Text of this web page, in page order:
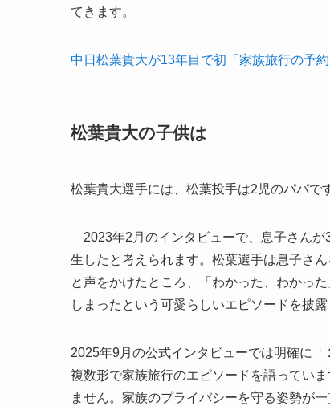
てきます。
中日松葉貴大が13年目で初「家族旅行の予
松葉貴大の子供は
松葉貴大選手には、松葉投手は2児のパパで
2023年2月のインタビューで、息子さんが
生したと考えられます。松葉選手は息子さ
と声をかけたところ、「わかった、わかっ
しまったという可愛らしいエピソードを披露
2025年9月の公式インタビューでは明確に
複数形で家族旅行のエピソードを語ってい
ません。家族のプライバシーを守る姿勢が一